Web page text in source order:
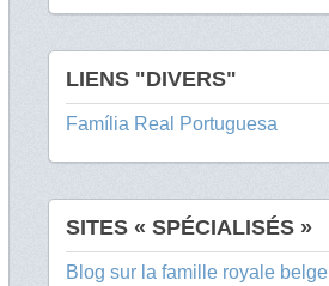
LIENS "DIVERS"
Família Real Portuguesa
SITES « SPÉCIALISÉS »
Blog sur la famille royale belge